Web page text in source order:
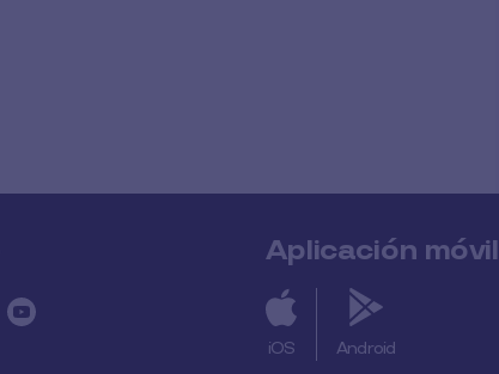
Aplicación móvil
iOS Android